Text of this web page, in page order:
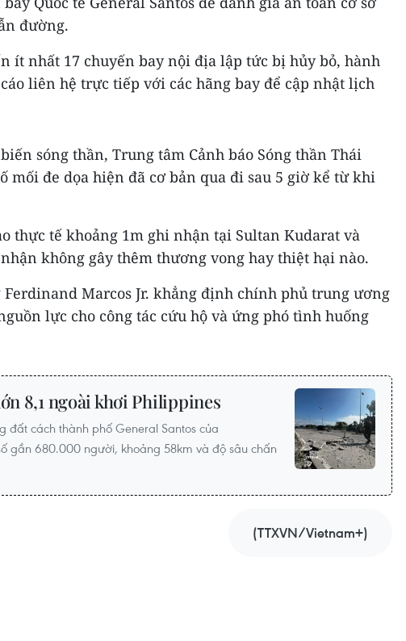
đường.
ít nhất 17 chuyến bay nội địa lập tức bị hủy bỏ, hành
liên hệ trực tiếp với các hãng bay để cập nhật lịch
sóng thần, Trung tâm Cảnh báo Sóng thần Thái
mối đe dọa hiện đã cơ bản qua đi sau 5 giờ kể từ khi
thực tế khoảng 1m ghi nhận tại Sultan Kudarat và
không gây thêm thương vong hay thiệt hại nào.
Marcos Jr. khẳng định chính phủ trung ương
lực cho công tác cứu hộ và ứng phó tình huống
8,1 ngoài khơi Philippines
đất cách thành phố General Santos của
gần 680.000 người, khoảng 58km và độ sâu chấn
(TTXVN/Vietnam+)